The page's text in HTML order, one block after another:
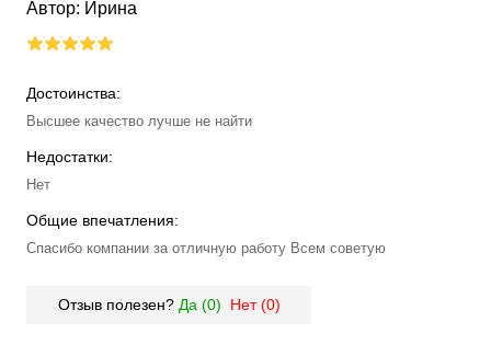
Автор: Ирина
Достоинства:
Высшее качество лучше не найти
Недостатки:
Нет
Общие впечатления:
Спасибо компании за отличную работу Всем советую
Отзыв полезен? Да (0) Нет (0)